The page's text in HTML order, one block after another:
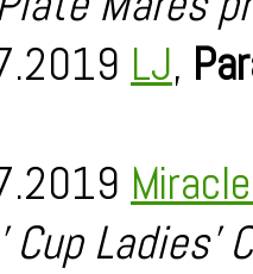
LJ,
Cup Ladies'